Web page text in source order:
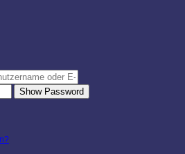
Show Password